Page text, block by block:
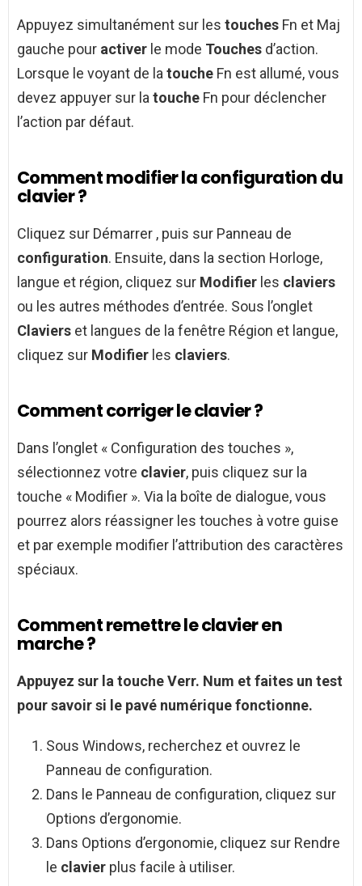
Appuyez simultanément sur les touches Fn et Maj
gauche pour activer le mode Touches d’action.
Lorsque le voyant de la touche Fn est allumé, vous
devez appuyer sur la touche Fn pour déclencher
l’action par défaut.
Comment modifier la configuration du
clavier ?
Cliquez sur Démarrer , puis sur Panneau de
configuration. Ensuite, dans la section Horloge,
langue et région, cliquez sur Modifier les claviers
ou les autres méthodes d’entrée. Sous l’onglet
Claviers et langues de la fenêtre Région et langue,
cliquez sur Modifier les claviers.
Comment corriger le clavier ?
Dans l’onglet « Configuration des touches »,
sélectionnez votre clavier, puis cliquez sur la
touche « Modifier ». Via la boîte de dialogue, vous
pourrez alors réassigner les touches à votre guise
et par exemple modifier l’attribution des caractères
spéciaux.
Comment remettre le clavier en
marche ?
Appuyez sur la touche Verr. Num et faites un test
pour savoir si le pavé numérique fonctionne.
Sous Windows, recherchez et ouvrez le
Panneau de configuration.
Dans le Panneau de configuration, cliquez sur
Options d’ergonomie.
Dans Options d’ergonomie, cliquez sur Rendre
le clavier plus facile à utiliser.